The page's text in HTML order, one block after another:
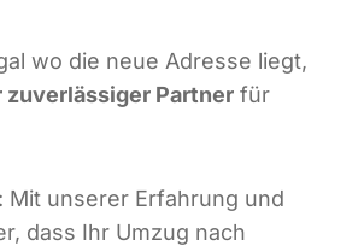
wo die neue Adresse liegt,
zuverlässiger Partner für
: Mit unserer Erfahrung und
dass Ihr Umzug nach